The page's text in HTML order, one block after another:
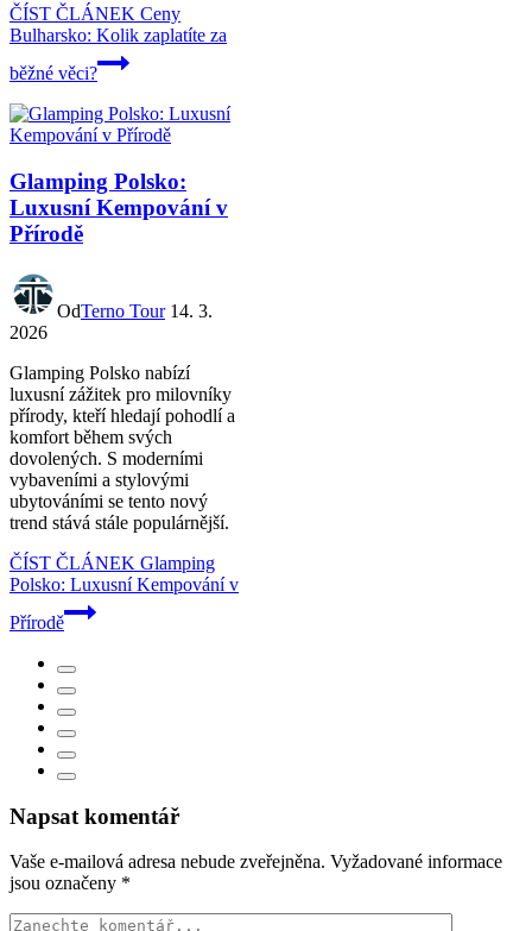
ČÍST ČLÁNEK Ceny
Bulharsko: Kolik zaplatíte za
běžné věci?
Glamping Polsko:
Luxusní Kempování v
Přírodě
OdTerno Tour 14. 3.
2026
Glamping Polsko nabízí
luxusní zážitek pro milovníky
přírody, kteří hledají pohodlí a
komfort během svých
dovolených. S moderními
vybaveními a stylovými
ubytováními se tento nový
trend stává stále populárnější.
ČÍST ČLÁNEK Glamping
Polsko: Luxusní Kempování v
Přírodě
Napsat komentář
Vaše e-mailová adresa nebude zveřejněna. Vyžadované informace
jsou označeny *